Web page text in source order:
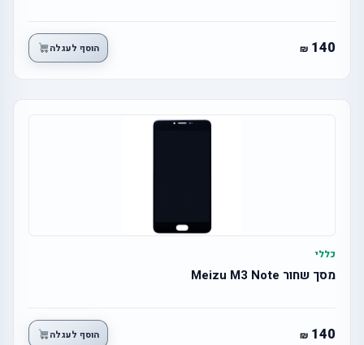
140 הוסף לעגלה
כללי
מסך שחור Meizu M3 Note
140 הוסף לעגלה